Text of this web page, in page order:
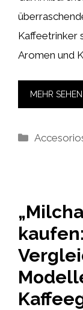
Kaffeetrinker
Aromen und
MEHR SEHEN